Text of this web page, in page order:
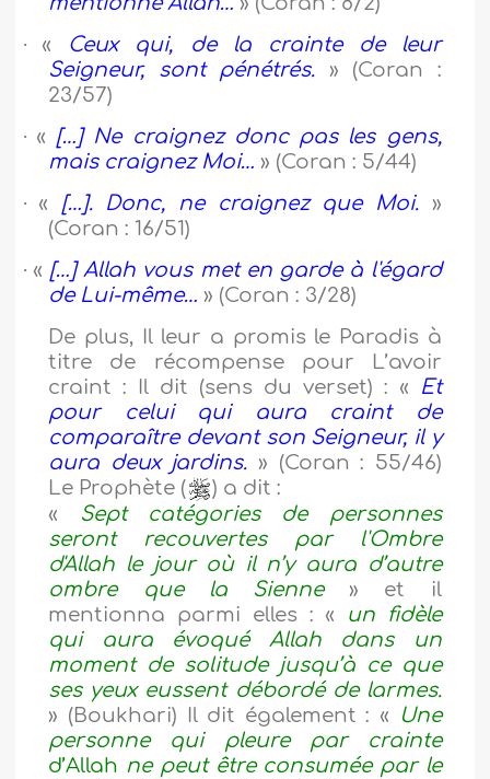
· « Ceux qui, de la crainte de leur
Seigneur, sont pénétrés. » (Coran :
23/57)
· « […] Ne craignez donc pas les gens,
mais craignez Moi… » (Coran : 5/44)
· « […]. Donc, ne craignez que Moi.
»
(Coran : 16/51)
· « […] Allah vous met en garde à l'égard
de Lui-même… » (Coran : 3/28)
De plus, Il leur a promis le Paradis à
titre de récompense pour L’avoir
craint : Il dit (sens du verset) : «
Et
pour celui qui aura craint de
comparaître devant son Seigneur, il y
aura deux jardins. » (Coran : 55/46)
Le Prophète (
) a dit :
«
Sept catégories de personnes
seront recouvertes par l'Ombre
d'Allah le jour où il n’y aura d’autre
ombre que la Sienne » et il
mentionna parmi elles : «
un fidèle
qui aura évoqué Allah dans un
moment de solitude jusqu’à ce que
ses yeux eussent débordé de larmes.
» (Boukhari) Il dit également : «
Une
personne qui pleure par crainte
d’Allah ne peut être consumée par le